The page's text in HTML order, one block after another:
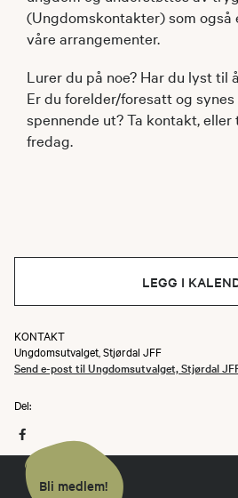
(Ungdomskontakter) som også
våre arrangementer.
Lurer du på noe? Har du lyst til
Er du forelder/foresatt og
spennende ut? Ta kontakt,
fredag.
LEGG I
KONTAKT
Ungdomsutvalget, Stjørdal JFF
Send e-post til Ungdomsutvalget, Stjørdal
Del:
Bli medlem!